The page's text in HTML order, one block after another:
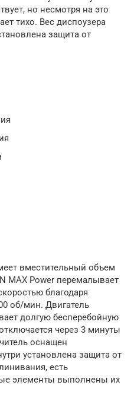
но несмотря на это
тихо. Вес диспоузера
защита от
вместительный объем
MAX Power перемалывает
благодаря
об/мин. Двигатель
долгую бесперебойную
через 3 минуты
оснащен
установлена защита от
есть
элементы выполнены их